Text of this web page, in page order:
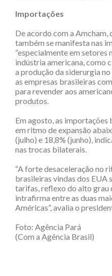
Importações
De acordo com a
também se manifesta nas
“especialmente em setores
indústria americana, como
a produção da siderurgia
as empresas brasileiras
para revender aos
produtos.
Em agosto, as importações
em ritmo de expansão
(julho) e 18,8% (junho),
nas trocas bilaterais.
“A forte desaceleração no
brasileiras vindas dos EUA
tarifas, reflexo do alto grau
intrafirma entre as duas
Américas”, avalia o
Foto: Agência Pará
(Com a Agência Brasil)